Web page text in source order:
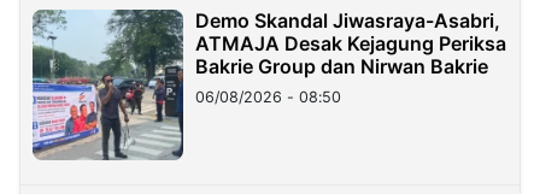
Demo Skandal Jiwasraya-Asabri,
ATMAJA Desak Kejagung Periksa
Bakrie Group dan Nirwan Bakrie
06/08/2026 - 08:50